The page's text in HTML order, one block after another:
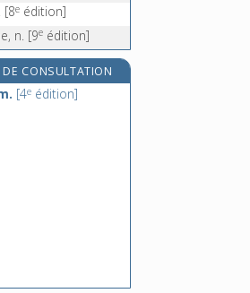
[8e édition]
n. [9e édition]
CONSULTATION
[4e édition]